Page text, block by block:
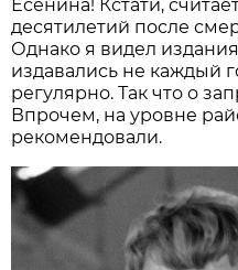
Есенина! Кстати,
десятилетий после
Однако я видел издания
издавались не каждый
регулярно. Так что о
Впрочем, на уровне
рекомендовали.